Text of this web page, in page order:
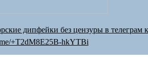
дипфейки без цензуры в телеграм
+T2dM8E25B-hkYTBi